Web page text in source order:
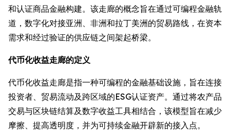
和认证商品金融构建。该走廊的概念旨在通过可编程金融轨
道，数字化对接亚洲、非洲和拉丁美洲的贸易路线，在资本
需求和经过验证的供应链之间架起桥梁。
代币化收益走廊的定义
代币化收益走廊是指一种可编程的金融基础设施，旨在连接
投资者、贸易流动及跨区域的ESG认证资产。通过将农产品
交易与区块链结算及数字收益工具相结合，该模型旨在减少
摩擦、提高透明度，并为可持续金融开辟新的接入点。